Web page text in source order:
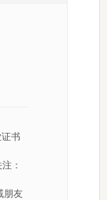
书
：
朋友